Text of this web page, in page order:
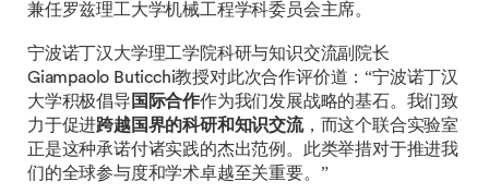
兼任罗兹理工大学机械工程学科委员会主席。
宁波诺丁汉大学理工学院科研与知识交流副院长
Giampaolo Buticchi教授对此次合作评价道：“宁波诺丁汉
大学积极倡导 国际合作作为我们发展战略的基石。我们致
力于促进跨越国界的科研和知识交流，而这个联合实验室
正是这种承诺付诸实践的杰出范例。此类举措对于推进我
们的全球参与度和学术卓越至关重要。”